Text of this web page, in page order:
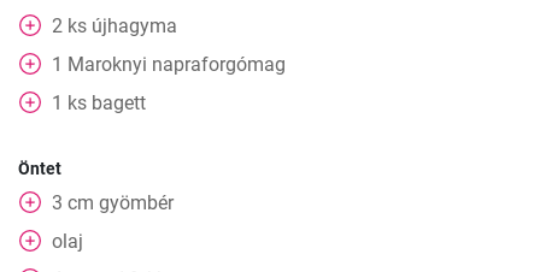
2 ks újhagyma
1 Maroknyi napraforgómag
1 ks bagett
Öntet
3 cm gyömbér
olaj